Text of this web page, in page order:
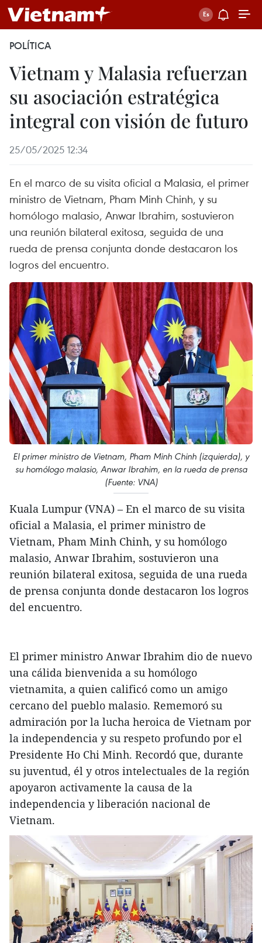
POLÍTICA
Vietnam y Malasia refuerzan
su asociación estratégica
integral con visión de futuro
25/05/2025 12:34
En el marco de su visita oficial a Malasia, el primer
ministro de Vietnam, Pham Minh Chinh, y su
homólogo malasio, Anwar Ibrahim, sostuvieron
una reunión bilateral exitosa, seguida de una
rueda de prensa conjunta donde destacaron los
logros del encuentro.
El primer ministro de Vietnam, Pham Minh Chinh (izquierda), y
su homólogo malasio, Anwar Ibrahim, en la rueda de prensa
(Fuente: VNA)
Kuala Lumpur (VNA) – En el marco de su visita
oficial a Malasia, el primer ministro de
Vietnam, Pham Minh Chinh, y su homólogo
malasio, Anwar Ibrahim, sostuvieron una
reunión bilateral exitosa, seguida de una rueda
de prensa conjunta donde destacaron los logros
del encuentro.
El primer ministro Anwar Ibrahim dio de nuevo
una cálida bienvenida a su homólogo
vietnamita, a quien calificó como un amigo
cercano del pueblo malasio. Rememoró su
admiración por la lucha heroica de Vietnam por
la independencia y su respeto profundo por el
Presidente Ho Chi Minh. Recordó que, durante
su juventud, él y otros intelectuales de la región
apoyaron activamente la causa de la
independencia y liberación nacional de
Vietnam.